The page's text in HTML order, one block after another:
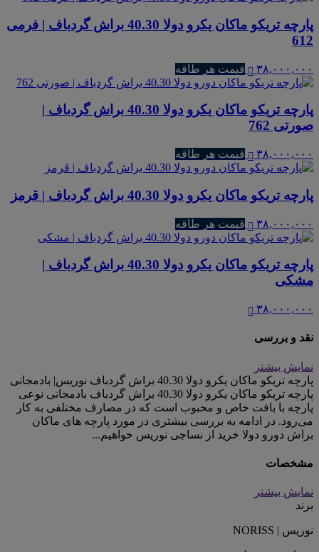
پارچه تریکو ماکان یکرو دولا 40.30 براش گردباف | فرمی
612
۳۸,۰۰۰,۰۰۰ قیمت هر طاقه
پارچه تریکو ماکان یکرو دولا 40.30 براش گردباف |
صورتی 762
۳۸,۰۰۰,۰۰۰ قیمت هر طاقه
پارچه تریکو ماکان یکرو دولا 40.30 براش گردباف | قرمز
۳۸,۰۰۰,۰۰۰ قیمت هر طاقه
پارچه تریکو ماکان یکرو دولا 40.30 براش گردباف |
مشکی
۳۸,۰۰۰,۰۰۰
نقد و بررسی
نمایش بیشتر
پارچه تریکو ماکان یکرو دولا 40.30 براش گردباف نوریس| بادمجانی
پارچه تریکو ماکان یکرو دولا 40.30 براش گردباف بادمجانی نوعی
پارچه با بافت خاص و محبوب است که در مصارف مختلفی به کار
می‌رود. در ادامه به بررسی بیشتری در مورد پارچه های ماکان
براش دورو دولا خرید از نساجی نوریس خواهیم...
مشخصات
نمایش بیشتر
برند
نوریس | NORISS